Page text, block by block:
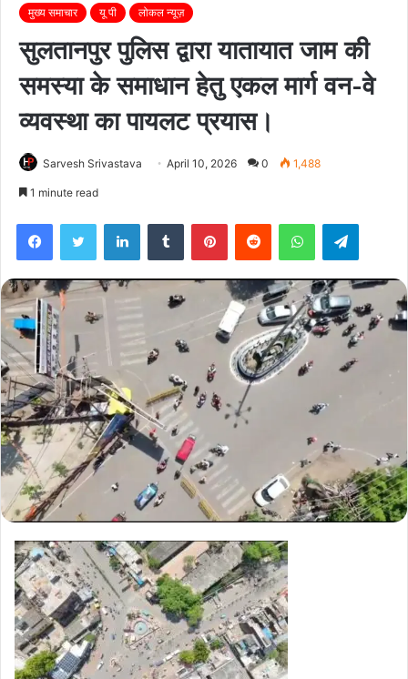
मुख्य समाचार यू पी लोकल न्यूज़
सुलतानपुर पुलिस द्वारा यातायात जाम की
समस्या के समाधान हेतु एकल मार्ग वन-वे
व्यवस्था का पायलट प्रयास।
Sarvesh Srivastava April 10, 2026 0 1,488
1 minute read
FacebookTwitter LinkedInTumblr PinterestReddit WhatsApp